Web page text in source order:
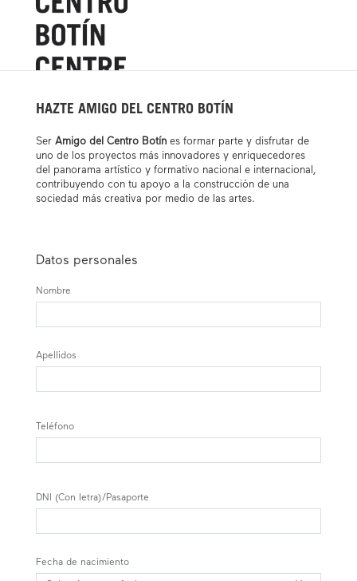
HAZTE AMIGO DEL CENTRO BOTÍN
Ser Amigo del Centro Botínes formar parte y disfrutar de
uno de los proyectos más innovadores y enriquecedores
del panorama artístico y formativo nacional e internacional,
contribuyendo con tu apoyo a la construcción de una
sociedad más creativa por medio de las artes.
Datos personales
Nombre
Apellidos
Teléfono
DNI (Con letra)/Pasaporte
Fecha de nacimiento